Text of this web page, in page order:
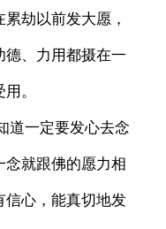
劫以前发大愿，
德、力用都摄在一
。
道一定要发心去念
念就跟佛的愿力相
信心，能真切地发